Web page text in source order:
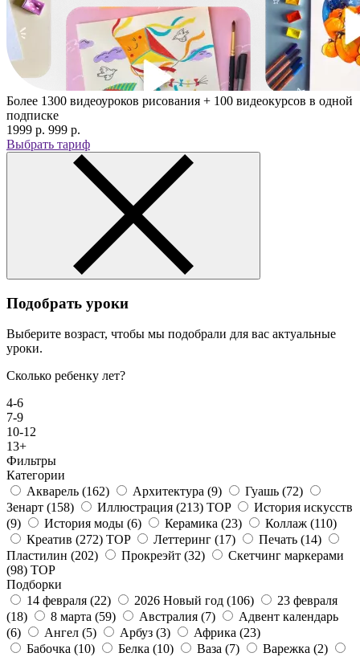
Более 1300 видеоуроков рисования + 100 видеокурсов в одной
подписке
1999 p. 999 p.
Выбрать тариф
Подобрать уроки
Выберите возраст, чтобы мы подобрали для вас актуальные
уроки.
Сколько ребенку лет?
4-6
7-9
10-12
13+
Фильтры
Категории
Акварель (162) Архитектура (9) Гуашь (72)
Зенарт (158) Иллюстрация (213) TOP
История искусств
(9)
История моды (6) Керамика (23) Коллаж (110)
Креатив (272) TOP Леттеринг (17) Печать (14)
Пластилин (202) Прокреэйт (32)
Скетчинг маркерами
(98) TOP
Подборки
14 февраля (22) 2026 Новый год (106)
23 февраля
(18)
8 марта (59) Австралия (7)
Адвент календарь
(6)
Ангел (5) Арбуз (3) Африка (23)
Бабочка (10) Белка (10) Ваза (7) Варежка (2)